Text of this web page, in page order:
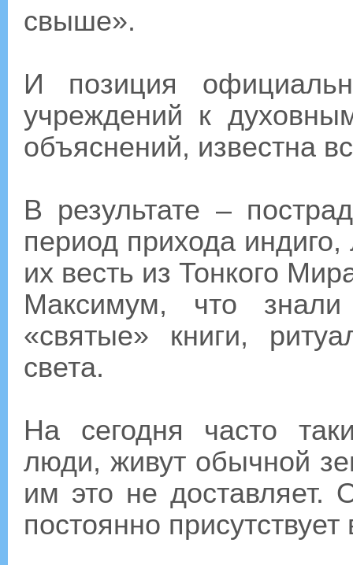
свыше».
И позиция
учреждений к
объяснений, известна
В результате –
период прихода
их весть из Тонкого
Максимум, что
«святые» книги,
света.
На сегодня часто
люди, живут обычной
им это не доставляет.
постоянно